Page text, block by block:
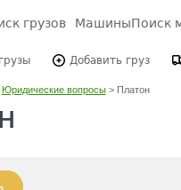
грузов МашиныПоиск
Добавить груз
Юридические вопросы> Платон